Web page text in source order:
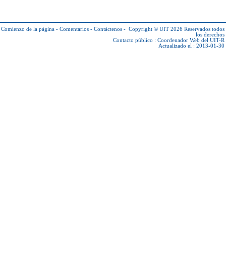
Comienzo de la página - Comentarios - Contáctenos - Copyright © UIT 2026 Reservados todos
los derechos
Contacto público : Coordenador Web del UIT-R
Actualizado el : 2013-01-30